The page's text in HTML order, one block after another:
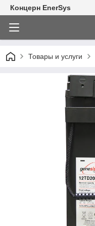
Концерн EnerSys
Товары и услуги